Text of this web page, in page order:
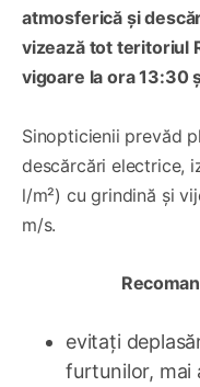
atmosferică și
vizează tot teritoriul
vigoare la ora 13:30
Sinopticienii prevăd
descărcări electrice,
l/m²) cu grindină și
m/s.
evitați
furtunilor, mai